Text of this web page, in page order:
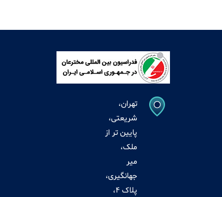
تهران،
شریعتی،
پایین تر از
ملک،
میر
جهانگیری،
پلاک 4،